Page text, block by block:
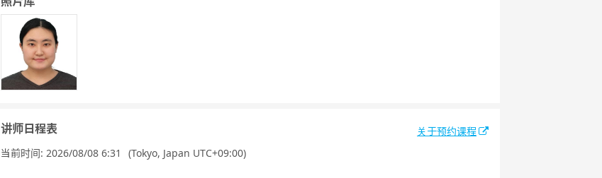
讲师日程表
关于预约课程
当前时间: 2026/08/08 6:31 (Tokyo, Japan UTC+09:00)